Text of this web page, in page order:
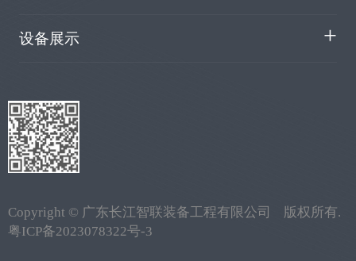
设备展示
Copyright © 广东长江智联装备工程有限公司 版权所有.
粤ICP备2023078322号-3